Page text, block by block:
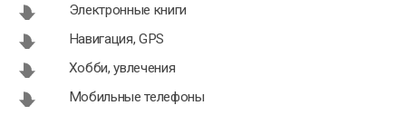
Электронные книги
Навигация, GPS
Хобби, увлечения
Мобильные телефоны